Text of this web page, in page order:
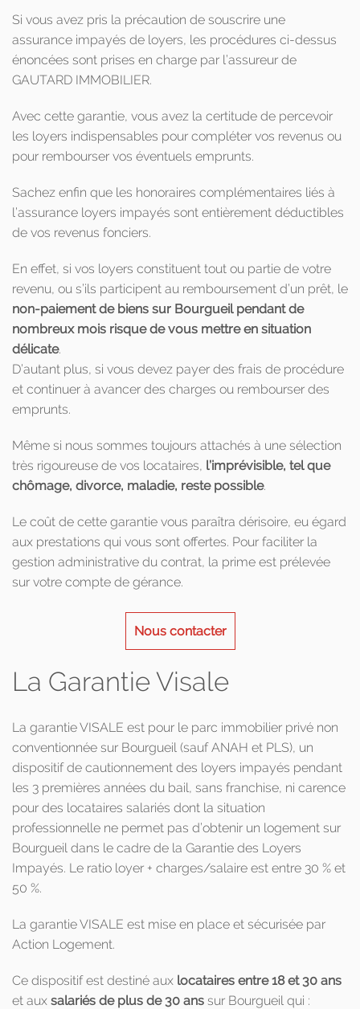
Si vous avez pris la précaution de souscrire une
assurance impayés de loyers, les procédures ci-dessus
énoncées sont prises en charge par l’assureur de
GAUTARD IMMOBILIER.
Avec cette garantie, vous avez la certitude de percevoir
les loyers indispensables pour compléter vos revenus ou
pour rembourser vos éventuels emprunts.
Sachez enfin que les honoraires complémentaires liés à
l’assurance loyers impayés sont entièrement déductibles
de vos revenus fonciers.
En effet, si vos loyers constituent tout ou partie de votre
revenu, ou s’ils participent au remboursement d’un prêt, le
non-paiement de biens sur Bourgueil pendant de
nombreux mois risque de vous mettre en situation
délicate.
D’autant plus, si vous devez payer des frais de procédure
et continuer à avancer des charges ou rembourser des
emprunts.
Même si nous sommes toujours attachés à une sélection
très rigoureuse de vos locataires, l’imprévisible, tel que
chômage, divorce, maladie, reste possible.
Le coût de cette garantie vous paraîtra dérisoire, eu égard
aux prestations qui vous sont offertes. Pour faciliter la
gestion administrative du contrat, la prime est prélevée
sur votre compte de gérance.
Nous contacter
La Garantie Visale
La garantie VISALE est pour le parc immobilier privé non
conventionnée sur Bourgueil (sauf ANAH et PLS), un
dispositif de cautionnement des loyers impayés pendant
les 3 premières années du bail, sans franchise, ni carence
pour des locataires salariés dont la situation
professionnelle ne permet pas d’obtenir un logement sur
Bourgueil dans le cadre de la Garantie des Loyers
Impayés. Le ratio loyer + charges/salaire est entre 30 % et
50 %.
La garantie VISALE est mise en place et sécurisée par
Action Logement.
Ce dispositif est destiné aux locataires entre 18 et 30 ans
et aux salariés de plus de 30 ans sur Bourgueil qui :